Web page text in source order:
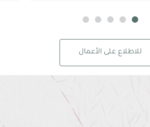
للاطلاع على الأعمال